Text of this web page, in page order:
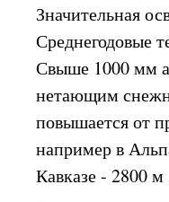
Значительная
Среднегодовые
Свыше 1000 мм
нетающим
повышается от
например в
Кавказе - 2800